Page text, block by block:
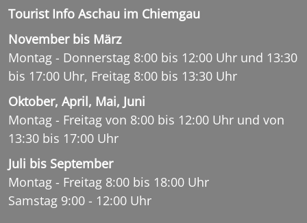
Tourist Info Aschau im Chiemgau
November bis März
Montag - Donnerstag 8:00 bis 12:00 Uhr und 13:30
bis 17:00 Uhr, Freitag 8:00 bis 13:30 Uhr
Oktober, April, Mai, Juni
Montag - Freitag von 8:00 bis 12:00 Uhr und von
13:30 bis 17:00 Uhr
Juli bis September
Montag - Freitag 8:00 bis 18:00 Uhr
Samstag 9:00 - 12:00 Uhr